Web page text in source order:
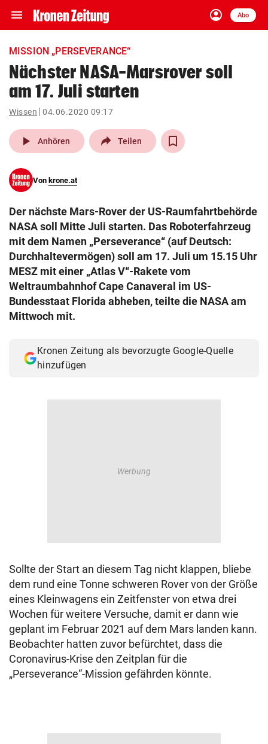
menu Navigation
ein-/ausklappen
account_circle
Anmelden
Abo
close Schließen
account_circle Anmelden
pin_drop
Wien arrow_right
search
eingeben
© Krone Multimedia GmbH & Co KG 2026
Muthgasse 2, 1190 Wien
MISSION „PERSEVERANCE“
Nächster NASA-Marsrover soll
am 17. Juli starten
Wissen 04.06.2020 09:17
play_arrow Anhören Teilen
Von krone.at
Der nächste Mars-Rover der US-Raumfahrtbehörde
NASA soll Mitte Juli starten. Das Roboterfahrzeug
mit dem Namen „Perseverance“ (auf Deutsch:
Durchhaltevermögen) soll am 17. Juli um 15.15 Uhr
MESZ mit einer „Atlas V“-Rakete vom
Weltraumbahnhof Cape Canaveral im US-
Bundesstaat Florida abheben, teilte die NASA am
Mittwoch mit.
Kronen Zeitung als bevorzugte Google-Quelle
hinzufügen
Sollte der Start an diesem Tag nicht klappen, bliebe
dem rund eine Tonne schweren Rover von der Größe
eines Kleinwagens ein Zeitfenster von etwa drei
Wochen für weitere Versuche, damit er dann wie
geplant im Februar 2021 auf dem Mars landen kann.
Beobachter hatten zuvor befürchtet, dass die
Coronavirus-Krise den Zeitplan für die
„Perseverance“-Mission gefährden könnte.